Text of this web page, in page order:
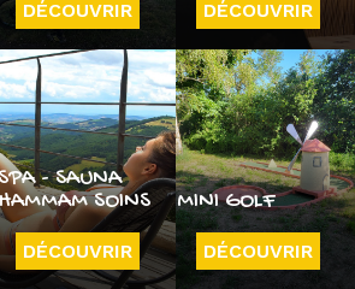
DÉCOUVRIR DÉCOUVRIR
- SAUNA
SOINS
DÉCOUVRIR
MINI GOLF
DÉCOUVRIR